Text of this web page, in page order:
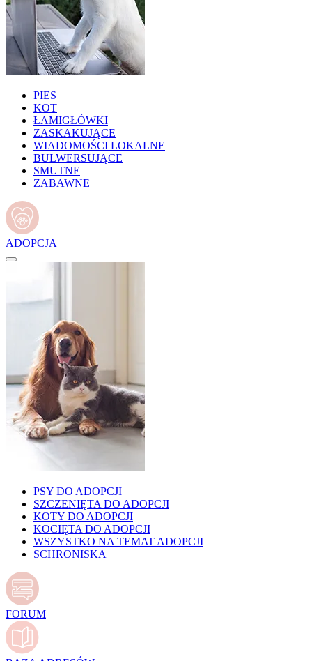
PIES
KOT
ŁAMIGŁÓWKI
ZASKAKUJĄCE
WIADOMOŚCI LOKALNE
BULWERSUJĄCE
SMUTNE
ZABAWNE
ADOPCJA
PSY DO ADOPCJI
SZCZENIĘTA DO ADOPCJI
KOTY DO ADOPCJI
KOCIĘTA DO ADOPCJI
WSZYSTKO NA TEMAT ADOPCJI
SCHRONISKA
FORUM